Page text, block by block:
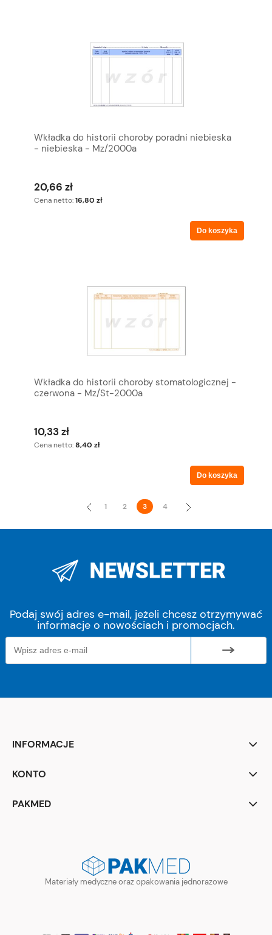
Wkładka do historii choroby poradni niebieska
- niebieska - Mz/2000a
20,66 zł
Cena netto:16,80 zł
Do koszyka
Wkładka do historii choroby stomatologicznej -
czerwona - Mz/St-2000a
10,33 zł
Cena netto:8,40 zł
Do koszyka
« 1 2 3 4 »
Podaj swój adres e-mail, jeżeli chcesz otrzymywać
informacje o nowościach i promocjach.
INFORMACJE
KONTO
PAKMED
Materiały medyczne oraz opakowania jednorazowe